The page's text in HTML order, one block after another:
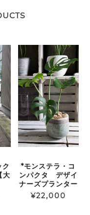
大
*モンステラ・コ
ンパクタ デザイ
ナーズプランター
¥22,000